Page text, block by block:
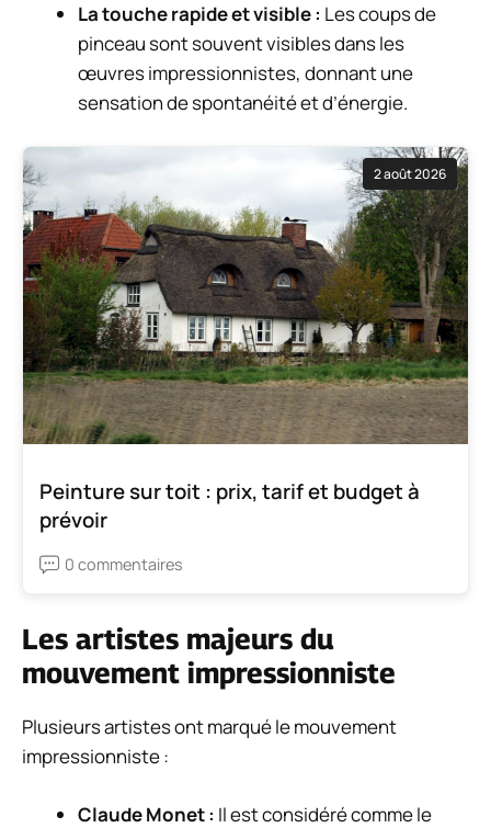
La touche rapide et visible : Les coups de
pinceau sont souvent visibles dans les
œuvres impressionnistes, donnant une
sensation de spontanéité et d’énergie.
2 août 2026
Peinture sur toit : prix, tarif et budget à
prévoir
0 commentaires
Les artistes majeurs du
mouvement impressionniste
Plusieurs artistes ont marqué le mouvement
impressionniste :
Claude Monet : Il est considéré comme le